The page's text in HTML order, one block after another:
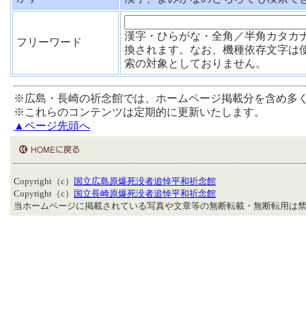
フリーワード
漢字・ひらがな・全角／半角カタカ
換されます。なお、機種依存文字は
索の対象としておりません。
※広島・長崎の祈念館では、ホームページ掲載分を含め多
※これらのコンテンツは定期的に更新いたします。
▲ページ先頭へ
Copyright（c）
国立広島原爆死没者追悼平和祈念館
Copyright（c）
国立長崎原爆死没者追悼平和祈念館
当ホームページに掲載されている写真や文章等の無断転載・無断転用は